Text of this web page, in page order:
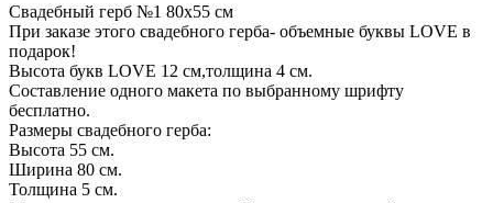
Свадебный герб №1 80х55 см
При заказе этого свадебного герба- объемные буквы LOVE в
подарок!
Высота букв LOVE 12 см,толщина 4 см.
Составление одного макета по выбранному шрифту
бесплатно.
Размеры свадебного герба:
Высота 55 см.
Ширина 80 см.
Толщина 5 см.